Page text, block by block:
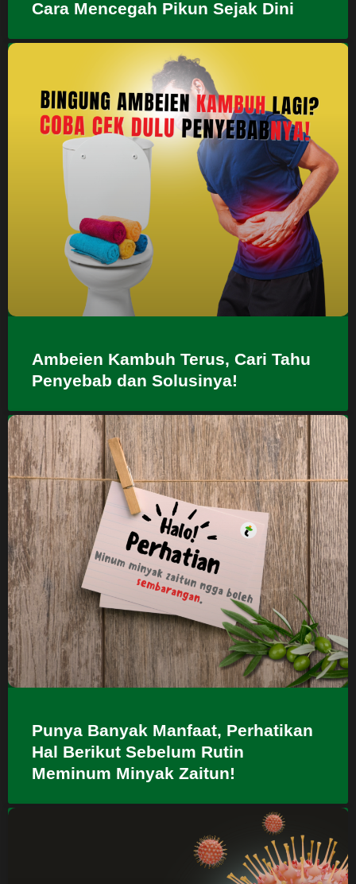
Cara Mencegah Pikun Sejak Dini
Ambeien Kambuh Terus, Cari Tahu
Penyebab dan Solusinya!
Punya Banyak Manfaat, Perhatikan
Hal Berikut Sebelum Rutin
Meminum Minyak Zaitun!